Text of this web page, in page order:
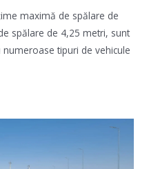
maximă de spălare de
spălare de 4,25 metri, sunt
tipuri de vehicule